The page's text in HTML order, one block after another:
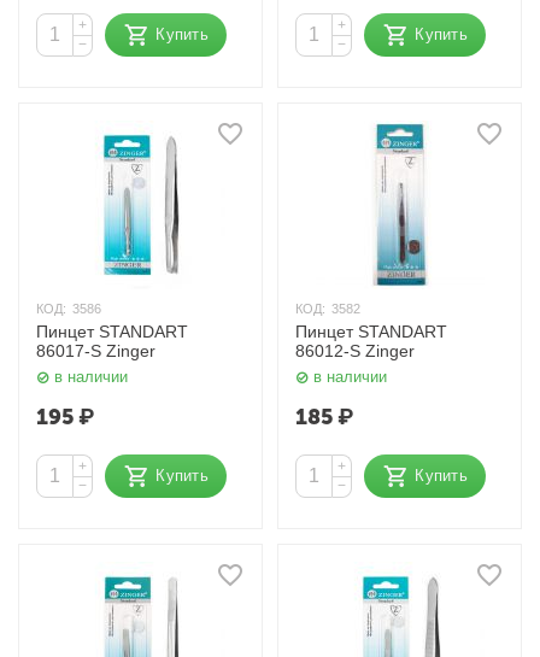
+
−
Купить
+
−
Купить
КОД: 3586
Пинцет STANDART
86017-S Zinger
в наличии
195₽
+
−
Купить
КОД: 3582
Пинцет STANDART
86012-S Zinger
в наличии
185₽
+
−
Купить